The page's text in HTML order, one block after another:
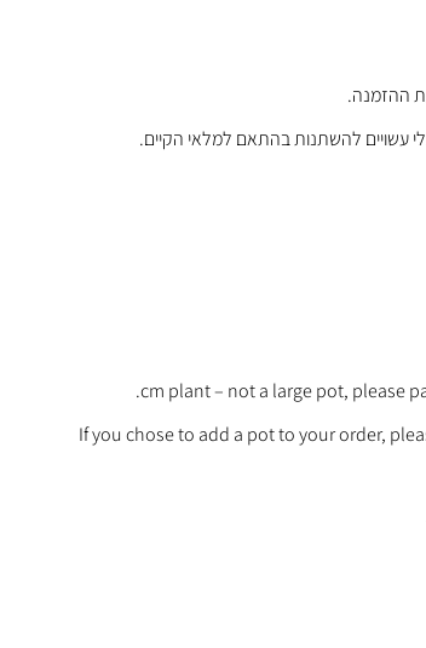
עשויים להשתנות בהתאם למלאי הקיים.
If you chose to add a pot to your order,